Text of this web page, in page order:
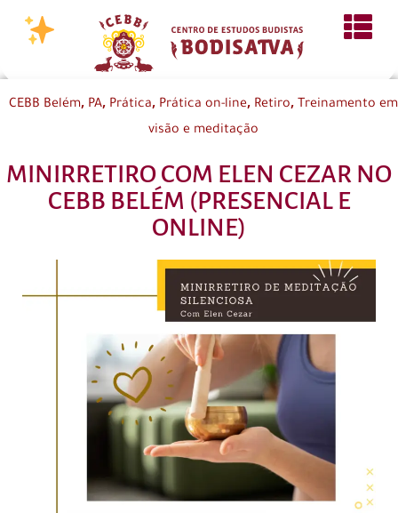
CEBB Belém, PA, Prática, Prática on-line, Retiro, Treinamento em
visão e meditação
MINIRRETIRO COM ELEN CEZAR NO
CEBB BELÉM (PRESENCIAL E
ONLINE)